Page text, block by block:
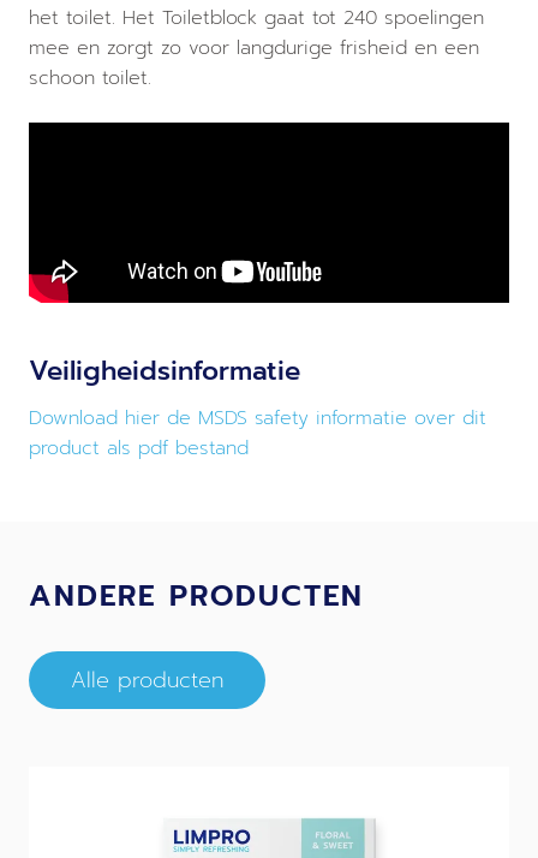
het toilet. Het Toiletblock gaat tot 240 spoelingen
mee en zorgt zo voor langdurige frisheid en een
schoon toilet.
Veiligheidsinformatie
Download hier de MSDS safety informatie over dit
product als pdf bestand
ANDERE PRODUCTEN
Alle producten